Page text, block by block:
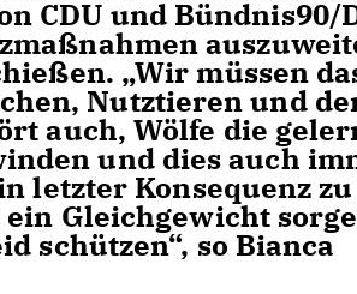
CDU und Bündnis90/
„Wir müssen
Nutztieren und
auch, Wölfe die
und dies auch
letzter Konsequenz zu
Gleichgewicht
schützen“, so Bianca